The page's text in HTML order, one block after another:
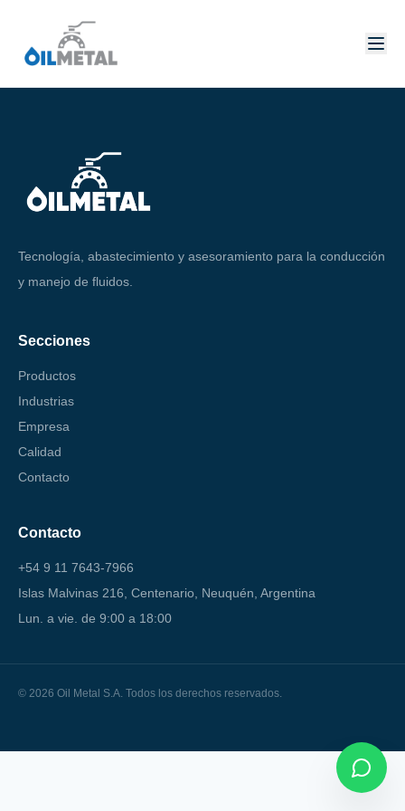
Tecnología, abastecimiento y asesoramiento para la conducción
y manejo de fluidos.
Secciones
Productos
Industrias
Empresa
Calidad
Contacto
Contacto
+54 9 11 7643-7966
Islas Malvinas 216, Centenario, Neuquén, Argentina
Lun. a vie. de 9:00 a 18:00
© 2026 Oil Metal S.A. Todos los derechos reservados.